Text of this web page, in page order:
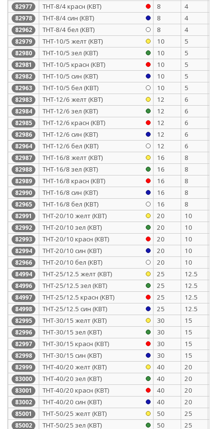
82977 ТНТ-8/4 красн (КВТ) 8 4
82978 ТНТ-8/4 син (КВТ) 8 4
82962 ТНТ-8/4 бел (КВТ) 8 4
82979 ТНТ-10/5 желт (КВТ) 10 5
82980 ТНТ-10/5 зел (КВТ) 10 5
82981 ТНТ-10/5 красн (КВТ) 10 5
82982 ТНТ-10/5 син (КВТ) 10 5
82963 ТНТ-10/5 бел (КВТ) 10 5
82983 ТНТ-12/6 желт (КВТ) 12 6
82984 ТНТ-12/6 зел (КВТ) 12 6
82985 ТНТ-12/6 красн (КВТ) 12 6
82986 ТНТ-12/6 син (КВТ) 12 6
82964 ТНТ-12/6 бел (КВТ) 12 6
82987 ТНТ-16/8 желт (КВТ) 16 8
82988 ТНТ-16/8 зел (КВТ) 16 8
82989 ТНТ-16/8 красн (КВТ) 16 8
82990 ТНТ-16/8 син (КВТ) 16 8
82965 ТНТ-16/8 бел (КВТ) 16 8
82991 ТНТ-20/10 желт (КВТ) 20 10
82992 ТНТ-20/10 зел (КВТ) 20 10
82993 ТНТ-20/10 красн (КВТ) 20 10
82994 ТНТ-20/10 син (КВТ) 20 10
82966 ТНТ-20/10 бел (КВТ) 20 10
84994 ТНТ-25/12.5 желт (КВТ) 25 12.5
84996 ТНТ-25/12.5 зел (КВТ) 25 12.5
84997 ТНТ-25/12.5 красн (КВТ) 25 12.5
84998 ТНТ-25/12.5 син (КВТ) 25 12.5
82995 ТНТ-30/15 желт (КВТ) 30 15
82996 ТНТ-30/15 зел (КВТ) 30 15
82997 ТНТ-30/15 красн (КВТ) 30 15
82998 ТНТ-30/15 син (КВТ) 30 15
82999 ТНТ-40/20 желт (КВТ) 40 20
83000 ТНТ-40/20 зел (КВТ) 40 20
83001 ТНТ-40/20 красн (КВТ) 40 20
83002 ТНТ-40/20 син (КВТ) 40 20
85001 ТНТ-50/25 желт (КВТ) 50 25
85002 ТНТ-50/25 зел (КВТ) 50 25